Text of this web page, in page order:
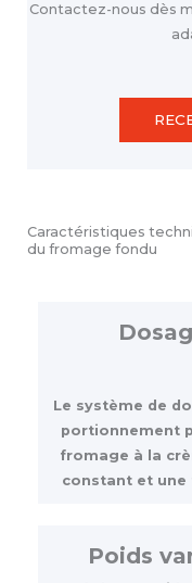
Contactez-nous dès
Caractéristiques
du fromage fondu
Le système de
portionnement
fromage à la
constant et
Poids